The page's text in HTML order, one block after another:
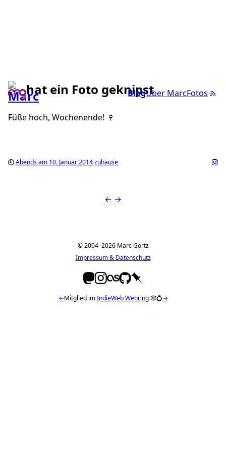
BlogÜber MarcFotos
hat ein Foto geknipst
Füße hoch, Wochenende! 🍷
Abends am 10. Januar 2014zuhause
← →
© 2004–2026 Marc Görtz
Impressum & Datenschutz
←Mitglied imIndieWeb Webring🕸💍→